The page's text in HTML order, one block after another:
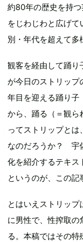
約80年の歴史を持
をじわじわと広げ
別・年代を超えて多
観客を経由して踊り
が今日のストリッ
年目を迎える踊り子
から、踊る（＝観ら
ってストリップと
なのだろうか？ 宇
化を紹介するテキス
というのが、この記
とはいえストリッ
に男性で、性搾取の
る。本稿ではその